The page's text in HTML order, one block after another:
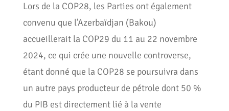
Lors de la COP28, les Parties ont également
convenu que l’Azerbaïdjan (Bakou)
accueillerait la COP29 du 11 au 22 novembre
2024, ce qui crée une nouvelle controverse,
étant donné que la COP28 se poursuivra dans
un autre pays producteur de pétrole dont 50 %
du PIB est directement lié à la vente